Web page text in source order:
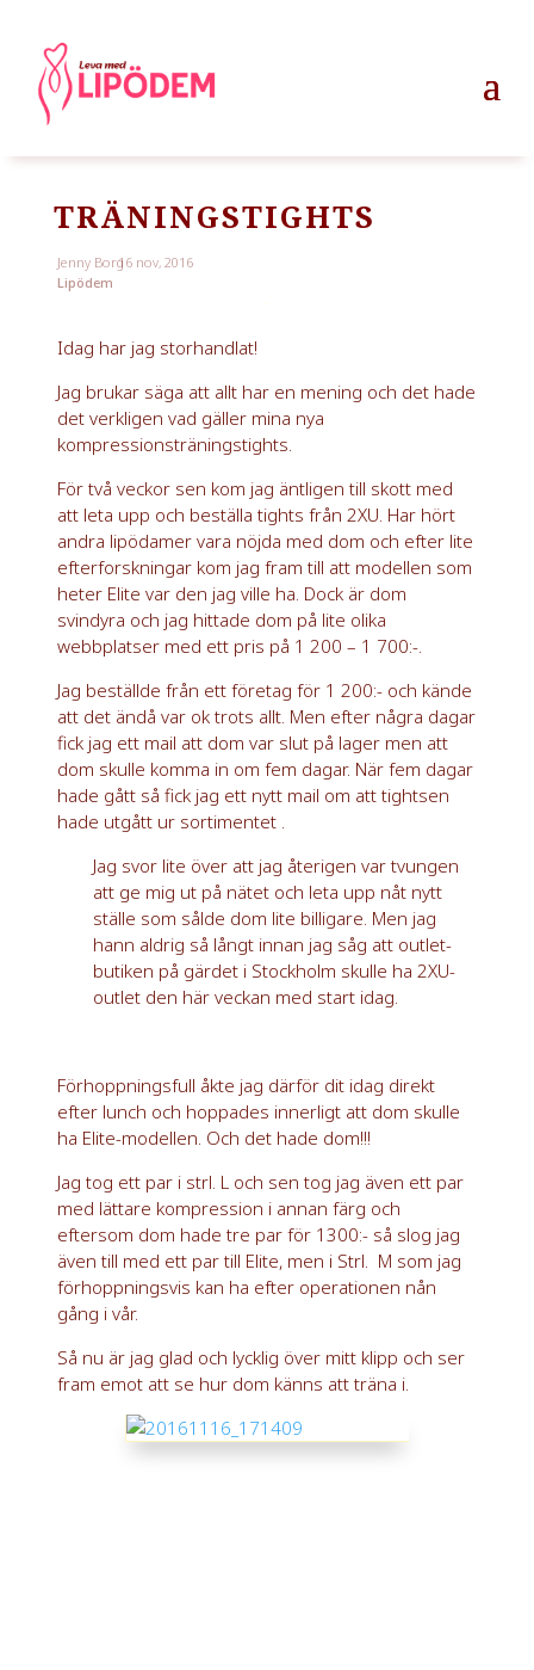
TRÄNINGSTIGHTS
Jenny Borg16 nov, 2016
Lipödem
Idag har jag storhandlat!
Jag brukar säga att allt har en mening och det hade
det verkligen vad gäller mina nya
kompressionsträningstights.
För två veckor sen kom jag äntligen till skott med
att leta upp och beställa tights från 2XU. Har hört
andra lipödamer vara nöjda med dom och efter lite
efterforskningar kom jag fram till att modellen som
heter Elite var den jag ville ha. Dock är dom
svindyra och jag hittade dom på lite olika
webbplatser med ett pris på 1 200 – 1 700:-.
Jag beställde från ett företag för 1 200:- och kände
att det ändå var ok trots allt. Men efter några dagar
fick jag ett mail att dom var slut på lager men att
dom skulle komma in om fem dagar. När fem dagar
hade gått så fick jag ett nytt mail om att tightsen
hade utgått ur sortimentet .
Jag svor lite över att jag återigen var tvungen
att ge mig ut på nätet och leta upp nåt nytt
ställe som sålde dom lite billigare. Men jag
hann aldrig så långt innan jag såg att outlet-
butiken på gärdet i Stockholm skulle ha 2XU-
outlet den här veckan med start idag.
Förhoppningsfull åkte jag därför dit idag direkt
efter lunch och hoppades innerligt att dom skulle
ha Elite-modellen. Och det hade dom!!!
Jag tog ett par i strl. L och sen tog jag även ett par
med lättare kompression i annan färg och
eftersom dom hade tre par för 1300:- så slog jag
även till med ett par till Elite, men i Strl. M som jag
förhoppningsvis kan ha efter operationen nån
gång i vår.
Så nu är jag glad och lycklig över mitt klipp och ser
fram emot att se hur dom känns att träna i.